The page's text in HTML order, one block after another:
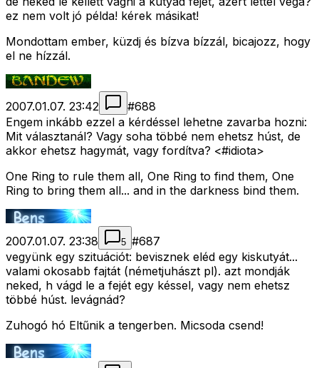
ez nem volt jó példa! kérek másikat!
Mondottam ember, küzdj és bízva bízzál, bicajozz, hogy
el ne hízzál.
2007.01.07. 23:42 #688
Engem inkább ezzel a kérdéssel lehetne zavarba hozni:
Mit választanál? Vagy soha többé nem ehetsz húst, de
akkor ehetsz hagymát, vagy fordítva? <#idiota>
One Ring to rule them all, One Ring to find them, One
Ring to bring them all... and in the darkness bind them.
2007.01.07. 23:38 5 #687
vegyünk egy szituációt: bevisznek eléd egy kiskutyát...
valami okosabb fajtát (németjuhászt pl). azt mondják
neked, h vágd le a fejét egy késsel, vagy nem ehetsz
többé húst. levágnád?
Zuhogó hó Eltűnik a tengerben. Micsoda csend!